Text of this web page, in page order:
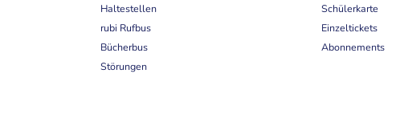
Haltestellen
rubi Rufbus
Bücherbus
Störungen
Schülerkarte
Einzeltickets
Abonnements